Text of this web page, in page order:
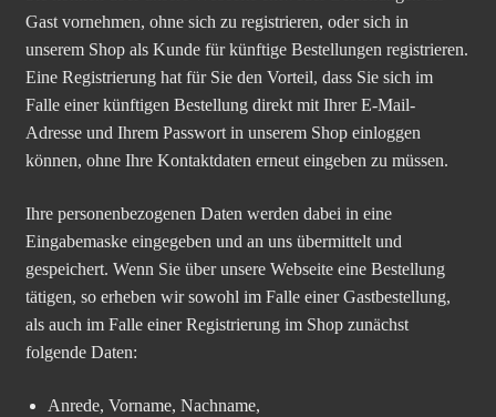
Gast vornehmen, ohne sich zu registrieren, oder sich in
unserem Shop als Kunde für künftige Bestellungen registrieren.
Eine Registrierung hat für Sie den Vorteil, dass Sie sich im
Falle einer künftigen Bestellung direkt mit Ihrer E-Mail-
Adresse und Ihrem Passwort in unserem Shop einloggen
können, ohne Ihre Kontaktdaten erneut eingeben zu müssen.
Ihre personenbezogenen Daten werden dabei in eine
Eingabemaske eingegeben und an uns übermittelt und
gespeichert. Wenn Sie über unsere Webseite eine Bestellung
tätigen, so erheben wir sowohl im Falle einer Gastbestellung,
als auch im Falle einer Registrierung im Shop zunächst
folgende Daten:
Anrede, Vorname, Nachname,